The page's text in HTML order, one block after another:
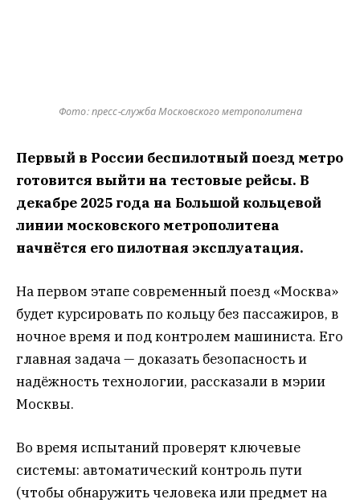
Фото: пресс-служба Московского метрополитена
Первый в России беспилотный поезд метро
готовится выйти на тестовые рейсы. В
декабре 2025 года на Большой кольцевой
линии московского метрополитена
начнётся его пилотная эксплуатация.
На первом этапе современный поезд «Москва»
будет курсировать по кольцу без пассажиров, в
ночное время и под контролем машиниста. Его
главная задача — доказать безопасность и
надёжность технологии, рассказали в мэрии
Москвы.
Во время испытаний проверят ключевые
системы: автоматический контроль пути
(чтобы обнаружить человека или предмет на